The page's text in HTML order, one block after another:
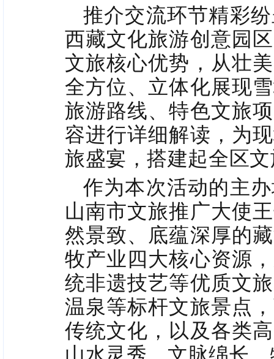
推介交流环节精彩
西藏文化旅游创意园
文旅核心优势，从壮
全方位、立体化展现
旅游路线、特色文旅
容进行详细解读，为
旅盛宴，搭建起全区
作为本次活动的主
山南市文旅推广大使
然景致、底蕴深厚的
牧产业四大核心资源
统非遗技艺等优质文
温泉等标杆文旅景点
传统文化，以及各类